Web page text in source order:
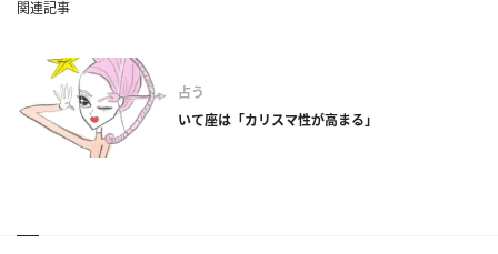
関連記事
占う
いて座は「カリスマ性が高まる」